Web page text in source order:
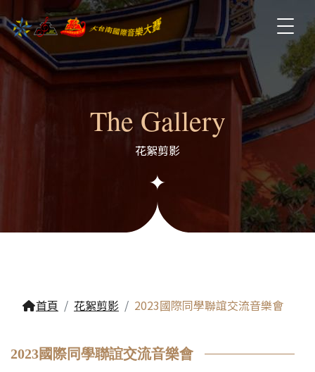
The Gallery
花絮剪影
首頁 花絮剪影 2023國際同學聯誼交流音樂會
2023國際同學聯誼交流音樂會